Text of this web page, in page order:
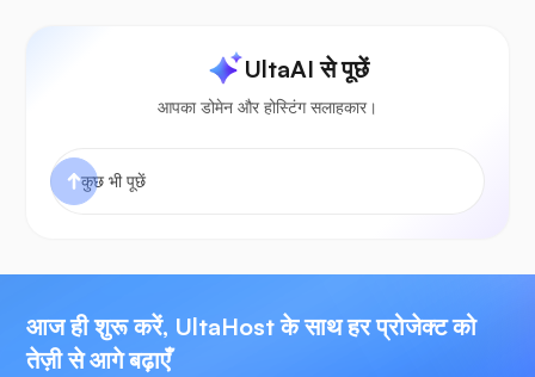
UltaAI से पूछें
आपका डोमेन और होस्टिंग सलाहकार।
आज ही शुरू करें, UltaHost के साथ हर प्रोजेक्ट को
तेज़ी से आगे बढ़ाएँ